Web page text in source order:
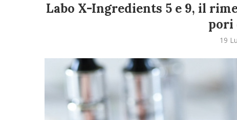
Labo X-Ingredients 5 e 9, il
pori
19